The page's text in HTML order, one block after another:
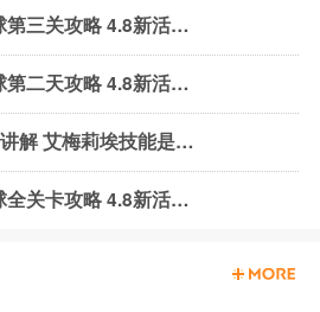
原神4.8哐哐当当雀雀球第三关攻略 4.8新活动雀雀球第三关通关攻略
原神4.8哐哐当当雀雀球第二天攻略 4.8新活动雀雀球第二天通关攻略
原神艾梅莉埃技能机制讲解 艾梅莉埃技能是什么
原神4.8哐哐当当雀雀球全关卡攻略 4.8新活动雀雀球满奖励通关攻略